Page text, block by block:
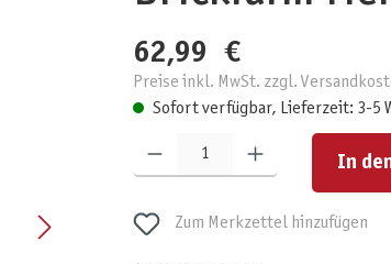
62,99 €
Preise inkl. MwSt. zzgl.
Sofort verfügbar, Lieferzeit: 3-5
Produkt Anzahl: Gib den gewünschten Wert ein
In
Zum Merkzettel hinzufügen